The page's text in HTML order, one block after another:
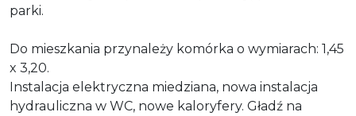
parki.
Do mieszkania przynależy komórka o wymiarach: 1,45
x 3,20.
Instalacja elektryczna miedziana, nowa instalacja
hydrauliczna w WC, nowe kaloryfery. Gładź na